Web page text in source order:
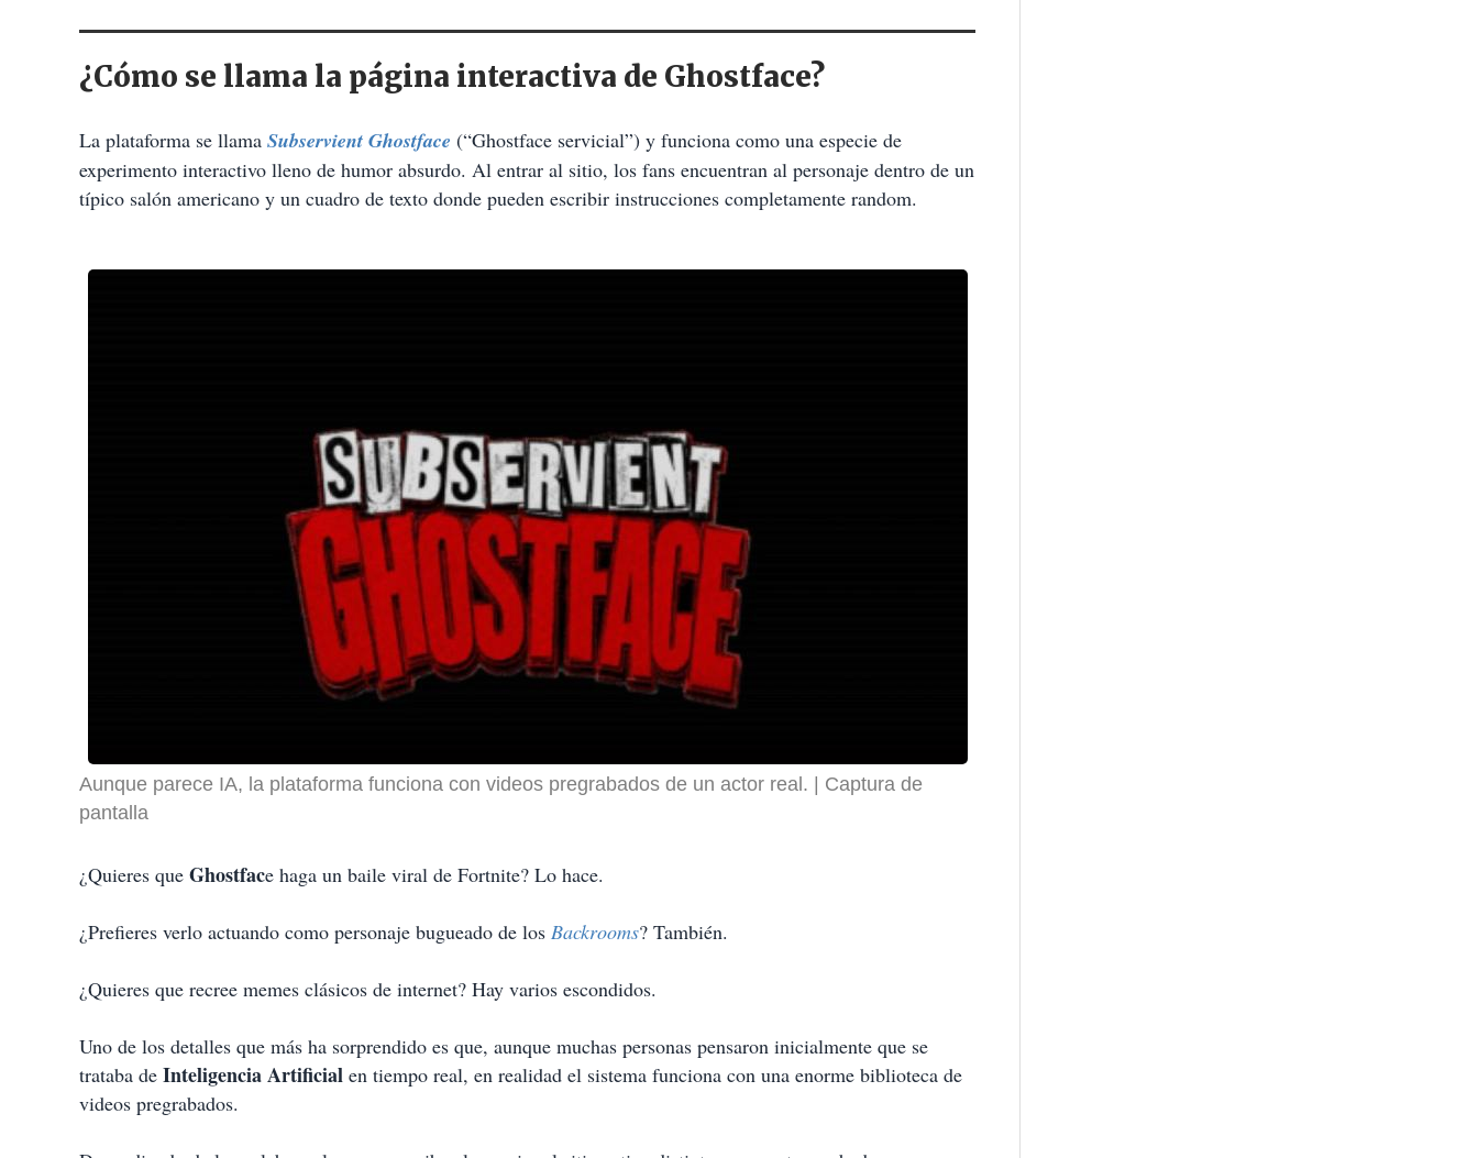
¿Cómo se llama la página interactiva de Ghostface?
La plataforma se llama Subservient Ghostface (“Ghostface servicial”) y funciona como una especie de
experimento interactivo lleno de humor absurdo. Al entrar al sitio, los fans encuentran al personaje dentro de un
típico salón americano y un cuadro de texto donde pueden escribir instrucciones completamente random.
Aunque parece IA, la plataforma funciona con videos pregrabados de un actor real.
Captura de
pantalla
¿Quieres que Ghostface haga un baile viral de Fortnite? Lo hace.
¿Prefieres verlo actuando como personaje bugueado de los Backrooms? También.
¿Quieres que recree memes clásicos de internet? Hay varios escondidos.
Uno de los detalles que más ha sorprendido es que, aunque muchas personas pensaron inicialmente que se
trataba de Inteligencia Artificial en tiempo real, en realidad el sistema funciona con una enorme biblioteca de
videos pregrabados.